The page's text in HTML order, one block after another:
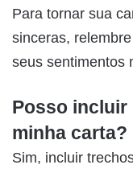
Para tornar sua
sinceras,
seus sentimentos
Posso incluir
minha carta?
Sim, incluir